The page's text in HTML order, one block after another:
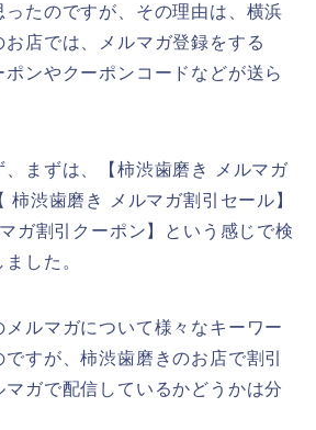
ったのですが、その理由は、横浜
店では、メルマガ登録をする
ポンやクーポンコードなどが送ら
、まずは、【柿渋歯磨き メルマガ
柿渋歯磨き メルマガ割引セール】
ガ割引クーポン】という感じで検
した。
ルマガについて様々なキーワー
ですが、柿渋歯磨きのお店で割引
マガで配信しているかどうかは分